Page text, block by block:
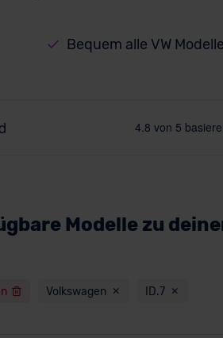
Bequem alle VW
Modelle zu
Volkswagen ID.7